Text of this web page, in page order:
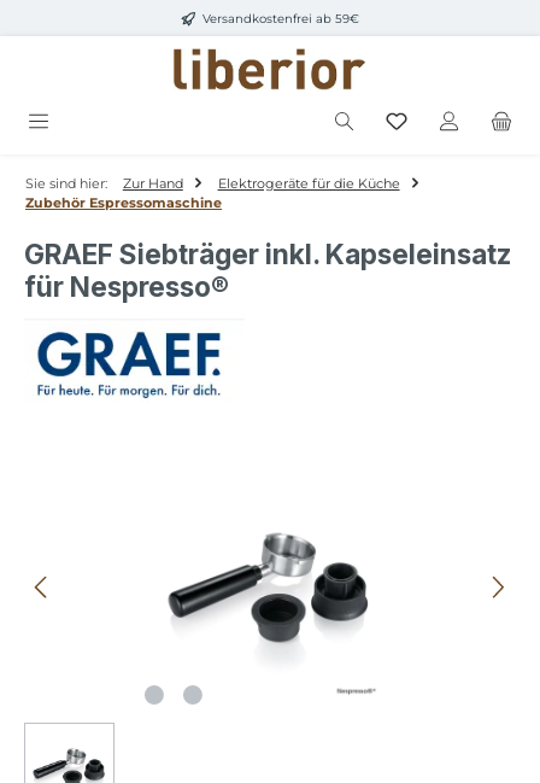
Zum Hauptinhalt springenVersandkostenfrei ab 59€
Sie sind hier: Zur Hand
Elektrogeräte für die Küche
Zubehör Espressomaschine
GRAEF Siebträger inkl. Kapseleinsatz
für Nespresso®